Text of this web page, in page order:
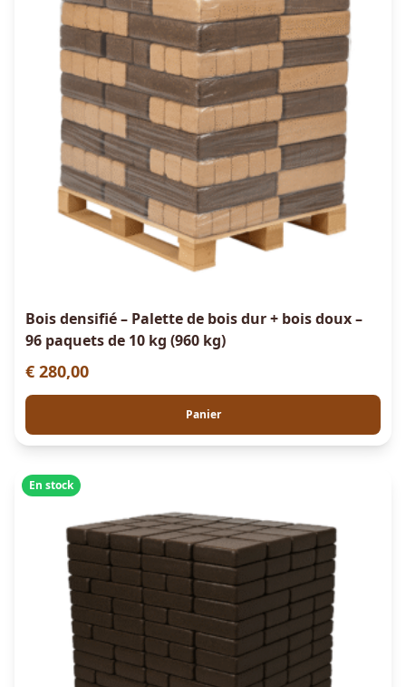
Bois densifié – Palette de bois dur + bois doux –
96 paquets de 10 kg (960 kg)
€ 280,00
Panier
En stock